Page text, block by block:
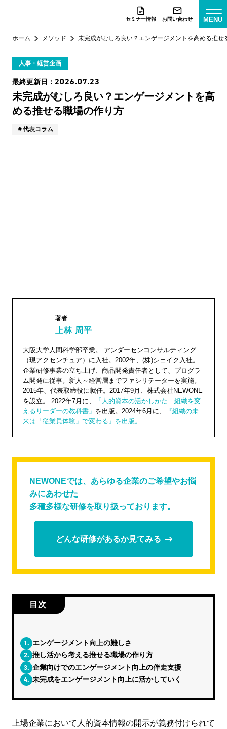
セミナー情報 お問い合わせ MENU
ホーム メソッド 未完成がむしろ良い？エンゲージメントを高める推せ
人事・経営企画
最終更新日： 2026.07.23
未完成がむしろ良い？エンゲージメントを高
める推せる職場の作り方
代表コラム
上林 周
平"
width="1
04"
height="
104">
著者
上林 周平
大阪大学人間科学部卒業。 アンダーセンコンサルティング
（現アクセンチュア）に入社。2002年、(株)シェイク入社。
企業研修事業の立ち上げ、商品開発責任者として、プログラ
ム開発に従事。新人～経営層までファシリテーターを実施。
2015年、代表取締役に就任。2017年9月、株式会社NEWONE
を設立。 2022年7月に、
「人的資本の活かしかた 組織を変
えるリーダーの教科書」 を出版。2024年6月に、
『組織の未
来は「従業員体験」で変わる』を出版。
NEWONEでは、あらゆる企業のご希望やお悩
みにあわせた
多種多様な研修を取り扱っております。
どんな研修があるか見てみる
目次
1. エンゲージメント向上の難しさ
2. 推し活から考える推せる職場の作り方
3. 企業向けでのエンゲージメント向上の伴走支援
4. 未完成をエンゲージメント向上に活かしていく
上場企業において人的資本情報の開示が義務付けられて